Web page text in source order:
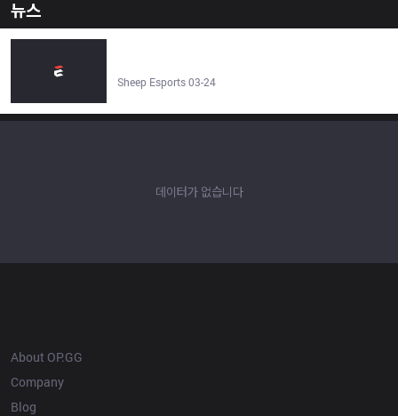
뉴스
Sheep Esports 03-24
데이터가 없습니다
About OP.GG
Company
Blog